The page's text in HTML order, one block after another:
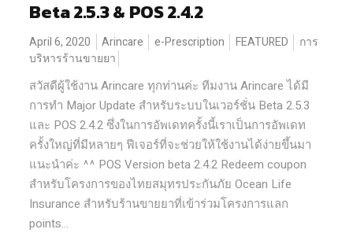
Beta 2.5.3 & POS 2.4.2
April 6, 2020 Arincare e-Prescription FEATURED
การ
บริหารร้านขายยา
สวัสดีผู้ใช้งาน Arincare ทุกท่านค่ะ ทีมงาน Arincare ได้มี
การทำ Major Update สำหรับระบบในเวอร์ชั่น Beta 2.5.3
และ POS 2.4.2 ซึ่งในการอัพเดทครั้งนี้เราเป็นการอัพเดท
ครั้งใหญ่ที่มีหลายๆ ฟีเจอร์ที่จะช่วยให้ใช้งานได้ง่ายขึ้นมา
แนะนำค่ะ ^^ POS Version beta 2.4.2 Redeem coupon
สำหรับโครงการของไทยสมุทรประกันภัย Ocean Life
Insurance สำหรับร้านขายยาที่เข้าร่วมโครงการแลก
points...